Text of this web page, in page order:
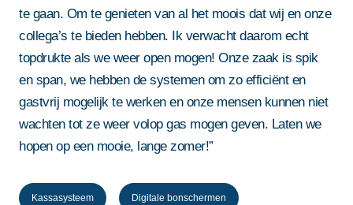
te gaan. Om te genieten van al het moois dat wij en onze
collega’s te bieden hebben. Ik verwacht daarom echt
topdrukte als we weer open mogen! Onze zaak is spik
en span, we hebben de systemen om zo efficiënt en
gastvrij mogelijk te werken en onze mensen kunnen niet
wachten tot ze weer volop gas mogen geven. Laten we
hopen op een mooie, lange zomer!”
Kassasysteem Digitale bonschermen